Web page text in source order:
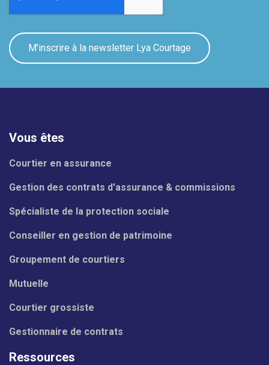
Vous êtes
Courtier en assurance
Gestion des contrats d'assurance & commissions
Spécialiste de la protection sociale
Conseiller en gestion de patrimoine
Groupement de courtiers
Mutuelle
Courtier grossiste
Gestionnaire de contrats
Ressources